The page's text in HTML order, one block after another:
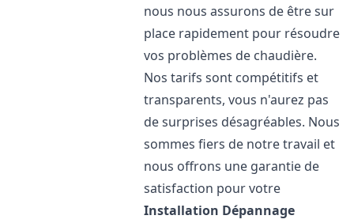
nous nous assurons de être sur
place rapidement pour résoudre
vos problèmes de chaudière.
Nos tarifs sont compétitifs et
transparents, vous n'aurez pas
de surprises désagréables. Nous
sommes fiers de notre travail et
nous offrons une garantie de
satisfaction pour votre
Installation Dépannage